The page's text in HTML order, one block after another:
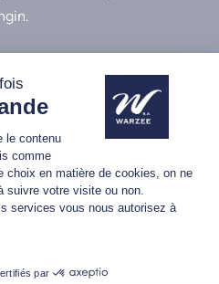
fabriqués avec de
pour sa robustesse. La
un malaxage sécurisé,
extrêmes.